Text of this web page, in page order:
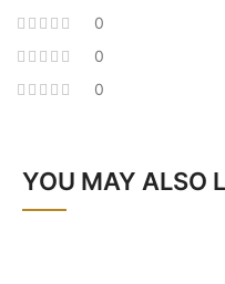
0
0
0
YOU MAY ALSO